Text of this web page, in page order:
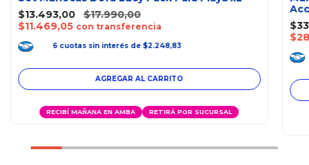
$13.493,00
$17.990,00
$11.469,05 con transferencia
6 cuotas sin interés de $2.248,83
RECIBÍ MAÑANA EN AMBA RETIRÁ POR SUCURSAL